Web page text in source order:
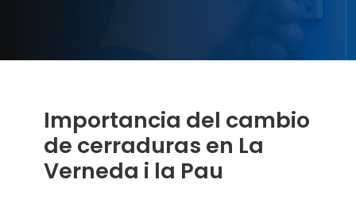
Importancia del cambio
de cerraduras en La
Verneda i la Pau